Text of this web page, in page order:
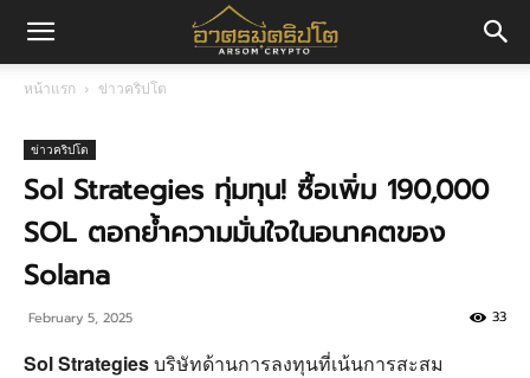
มค
หน้าแรก ข่าวคริปโต
ข่าวคริปโต
Sol Strategies ทุ่มทุน! ซื้อเพิ่ม 190,000
SOL ตอกย้ำความมั่นใจในอนาคตของ
Solana
February 5, 2025 33
Sol Strategiesบริษัทด้านการลงทุนที่เน้นการสะสม